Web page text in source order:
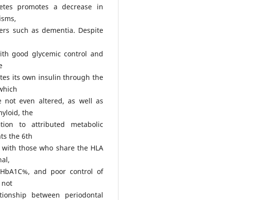
promotes a decrease in
such as dementia. Despite
good glycemic control and
its own insulin through the
even altered, as well as
the
to attributed metabolic
the 6th
those who share the HLA
and poor control of
not
between periodontal